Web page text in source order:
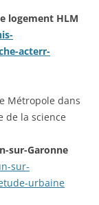
logement HLM
acterr-
Métropole dans
de la science
sur-Garonne
sur-
urbaine